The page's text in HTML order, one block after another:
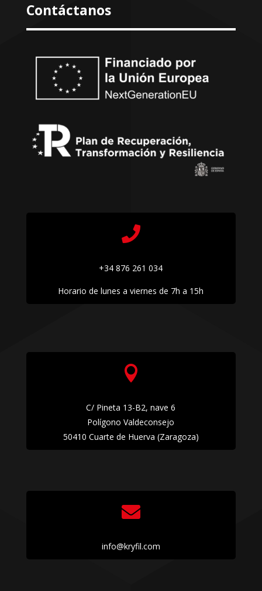
Contáctanos

+34 876 261 034
Horario de lunes a viernes de 7h a 15h

C/ Pineta 13-B2, nave 6
Polígono Valdeconsejo
50410 Cuarte de Huerva (Zaragoza)

info@kryfil.com